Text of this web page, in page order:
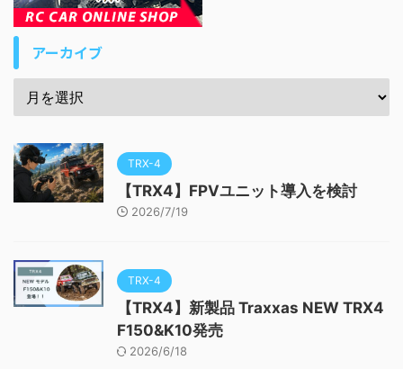
アーカイブ
TRX-4
【TRX4】FPVユニット導入を検討
2026/7/19
TRX-4
【TRX4】新製品 Traxxas NEW TRX4
F150&K10発売
2026/6/18